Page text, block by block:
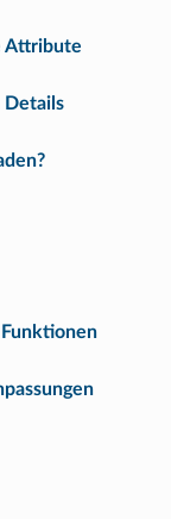
Attribute
Details